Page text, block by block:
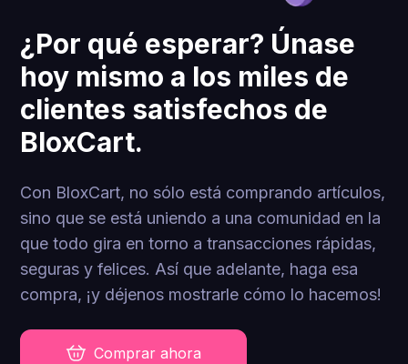
¿Por qué esperar? Únase
hoy mismo a los miles de
clientes satisfechos de
BloxCart.
Con BloxCart, no sólo está comprando artículos,
sino que se está uniendo a una comunidad en la
que todo gira en torno a transacciones rápidas,
seguras y felices. Así que adelante, haga esa
compra, ¡y déjenos mostrarle cómo lo hacemos!
Comprar ahora